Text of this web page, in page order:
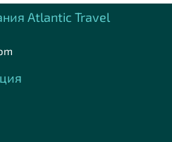
Аtlantic Travel